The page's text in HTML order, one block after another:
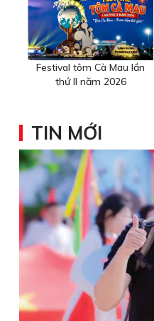
Festival tôm Cà Mau lần
thứ II năm 2026
TIN MỚI